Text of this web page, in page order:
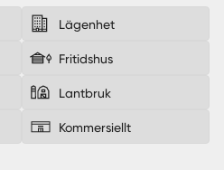
Lägenhet
Fritidshus
Lantbruk
Kommersiellt